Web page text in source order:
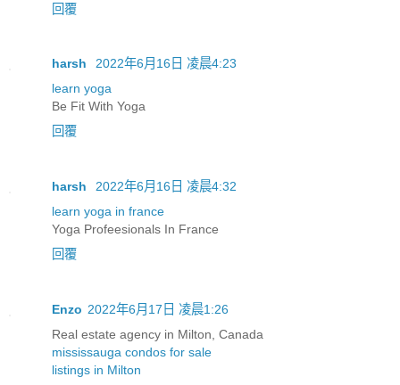
回覆
harsh
2022年6月16日 凌晨4:23
learn yoga
Be Fit With Yoga
回覆
harsh
2022年6月16日 凌晨4:32
learn yoga in france
Yoga Profeesionals In France
回覆
Enzo 2022年6月17日 凌晨1:26
Real estate agency in Milton, Canada
mississauga condos for sale
listings in Milton